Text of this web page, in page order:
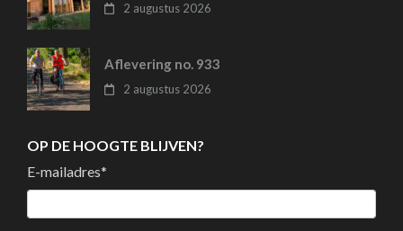
2 augustus 2026
Aflevering no. 933
2 augustus 2026
OP DE HOOGTE BLIJVEN?
E-mailadres*